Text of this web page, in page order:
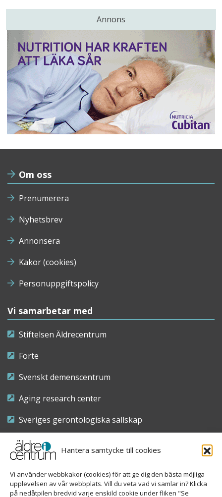
Hantera samtycke till cookies
Vi använder webbkakor (cookies) för att ge dig den bästa möjliga
upplevelsen av vår webbplats. Vill du veta vad vi samlar in? Klicka
på nedåtpilen bredvid varje enskild cookie under fliken "Se
Annons
Om oss
Prenumerera
Nyhetsbrev
Annonsera
Kakor (cookies)
Personuppgiftspolicy
Vi samarbetar med
Stiftelsen Äldrecentrum
Forte
Svenskt demenscentrum
Aging research center
Sveriges gerontologiska sällskap
Riksföreningen för sjuksköterskor inom äldre- och
demensvård
Nationellt kompetenscentrum anhöriga